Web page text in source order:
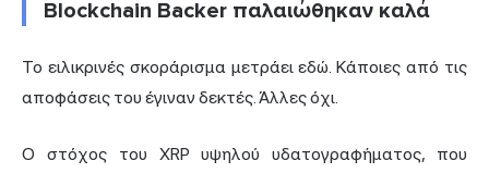
Blockchain Backer παλαιώθηκαν καλά
Το ειλικρινές σκοράρισμα μετράει εδώ. Κάποιες από τις
αποφάσεις του έγιναν δεκτές. Άλλες όχι.
Ο στόχος του XRP υψηλού υδατογραφήματος, που